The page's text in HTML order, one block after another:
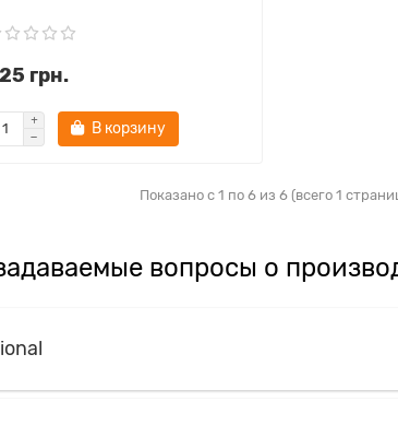
грн.
В корзину
Показано с 1 по 6 из 6 (всего 1
вопросы о